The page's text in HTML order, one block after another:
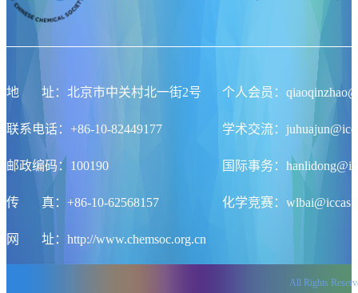
地 址 ：北京市中关村北一街2号
联系电话：+86-10-82449177
邮政编码：100190
传 真 ：+86-10-62568157
网 址：http://www.chemsoc.org.cn
个人会员：
学术交流：
国际事务：
化学竞赛：
All Rights